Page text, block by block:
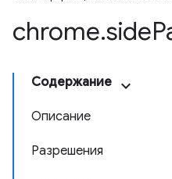
chrome.side
Содержание
Описание
Разрешения